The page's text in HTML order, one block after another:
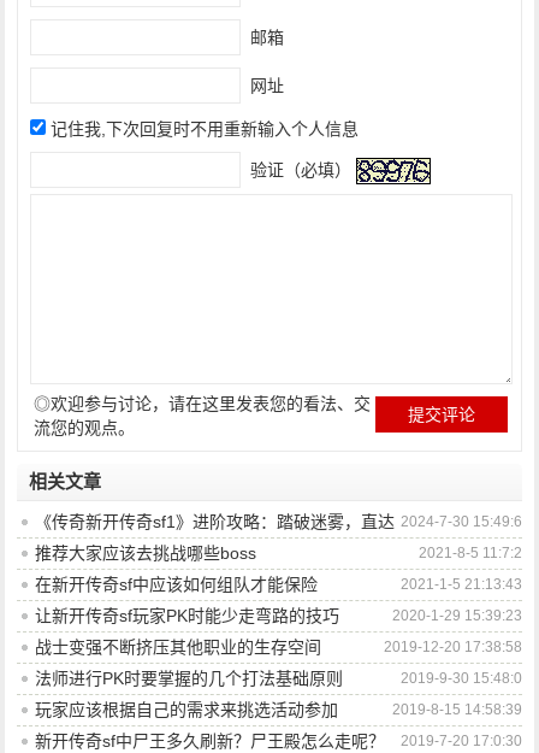
邮箱
网址
记住我,下次回复时不用重新输入个人信息
验证（必填）
◎欢迎参与讨论，请在这里发表您的看法、交
流您的观点。
相关文章
2024-7-30 15:49:6
《传奇新开传奇sf1》进阶攻略：踏破迷雾，直达
巅峰之路
2021-8-5 11:7:2
推荐大家应该去挑战哪些boss
2021-1-5 21:13:43
在新开传奇sf中应该如何组队才能保险
2020-1-29 15:39:23
让新开传奇sf玩家PK时能少走弯路的技巧
2019-12-20 17:38:58
战士变强不断挤压其他职业的生存空间
2019-9-30 15:48:0
法师进行PK时要掌握的几个打法基础原则
2019-8-15 14:58:39
玩家应该根据自己的需求来挑选活动参加
2019-7-20 17:0:30
新开传奇sf中尸王多久刷新？尸王殿怎么走呢？